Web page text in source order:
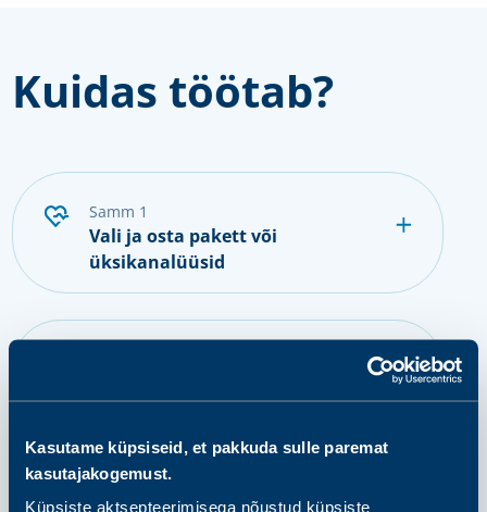
Kasutame küpsiseid, et pakkuda sulle paremat
kasutajakogemust.
Küpsiste aktsepteerimisega nõustud küpsiste
Kuidas töötab?
samm 1
Vali ja osta pakett või
üksikanalüüsid
samm 3
Anna proov